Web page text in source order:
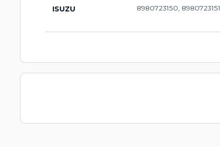
ISUZU 8980723150, 8980723151